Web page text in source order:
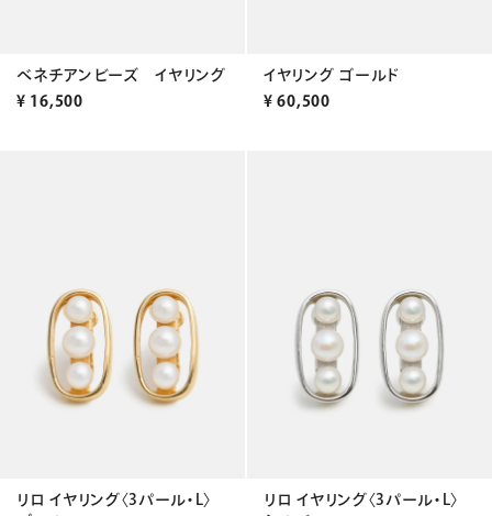
ベネチアンビーズ イヤリング
¥ 16,500
イヤリング ゴールド
¥ 60,500
リロ イヤリング〈3パール・L〉
リロ イヤリング〈3パール・L〉